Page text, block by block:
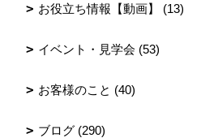
お役立ち情報【動画】 (13)
イベント・見学会 (53)
お客様のこと (40)
ブログ (290)